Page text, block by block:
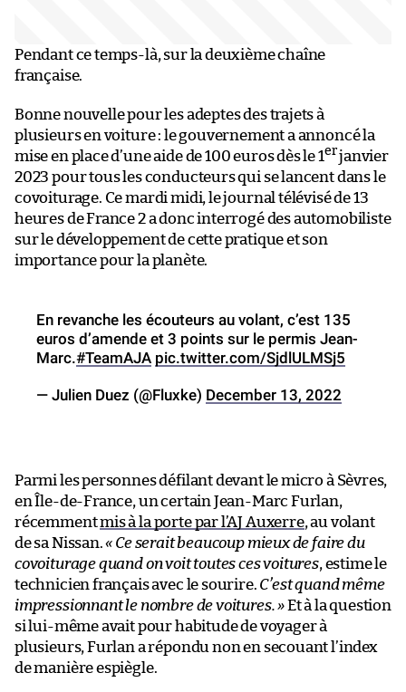
Pendant ce temps-là, sur la deuxième chaîne
française.
Bonne nouvelle pour les adeptes des trajets à
plusieurs en voiture : le gouvernement a annoncé la
mise en place d’une aide de 100 euros dès le 1erjanvier
2023 pour tous les conducteurs qui se lancent dans le
covoiturage. Ce mardi midi, le journal télévisé de 13
heures de France 2 a donc interrogé des automobiliste
sur le développement de cette pratique et son
importance pour la planète.
En revanche les écouteurs au volant, c’est 135
euros d’amende et 3 points sur le permis Jean-
Marc.#TeamAJA pic.twitter.com/SjdlULMSj5
— Julien Duez (@Fluxke) December 13, 2022
Parmi les personnes défilant devant le micro à Sèvres,
en Île-de-France, un certain Jean-Marc Furlan,
récemmentmis à la porte par l’AJ Auxerre, au volant
de sa Nissan.« Ce serait beaucoup mieux de faire du
covoiturage quand on voit toutes ces voitures, estime le
technicien français avec le sourire. C’est quand même
impressionnant le nombre de voitures. »Et à la question
si lui-même avait pour habitude de voyager à
plusieurs, Furlan a répondu non en secouant l’index
de manière espiègle.